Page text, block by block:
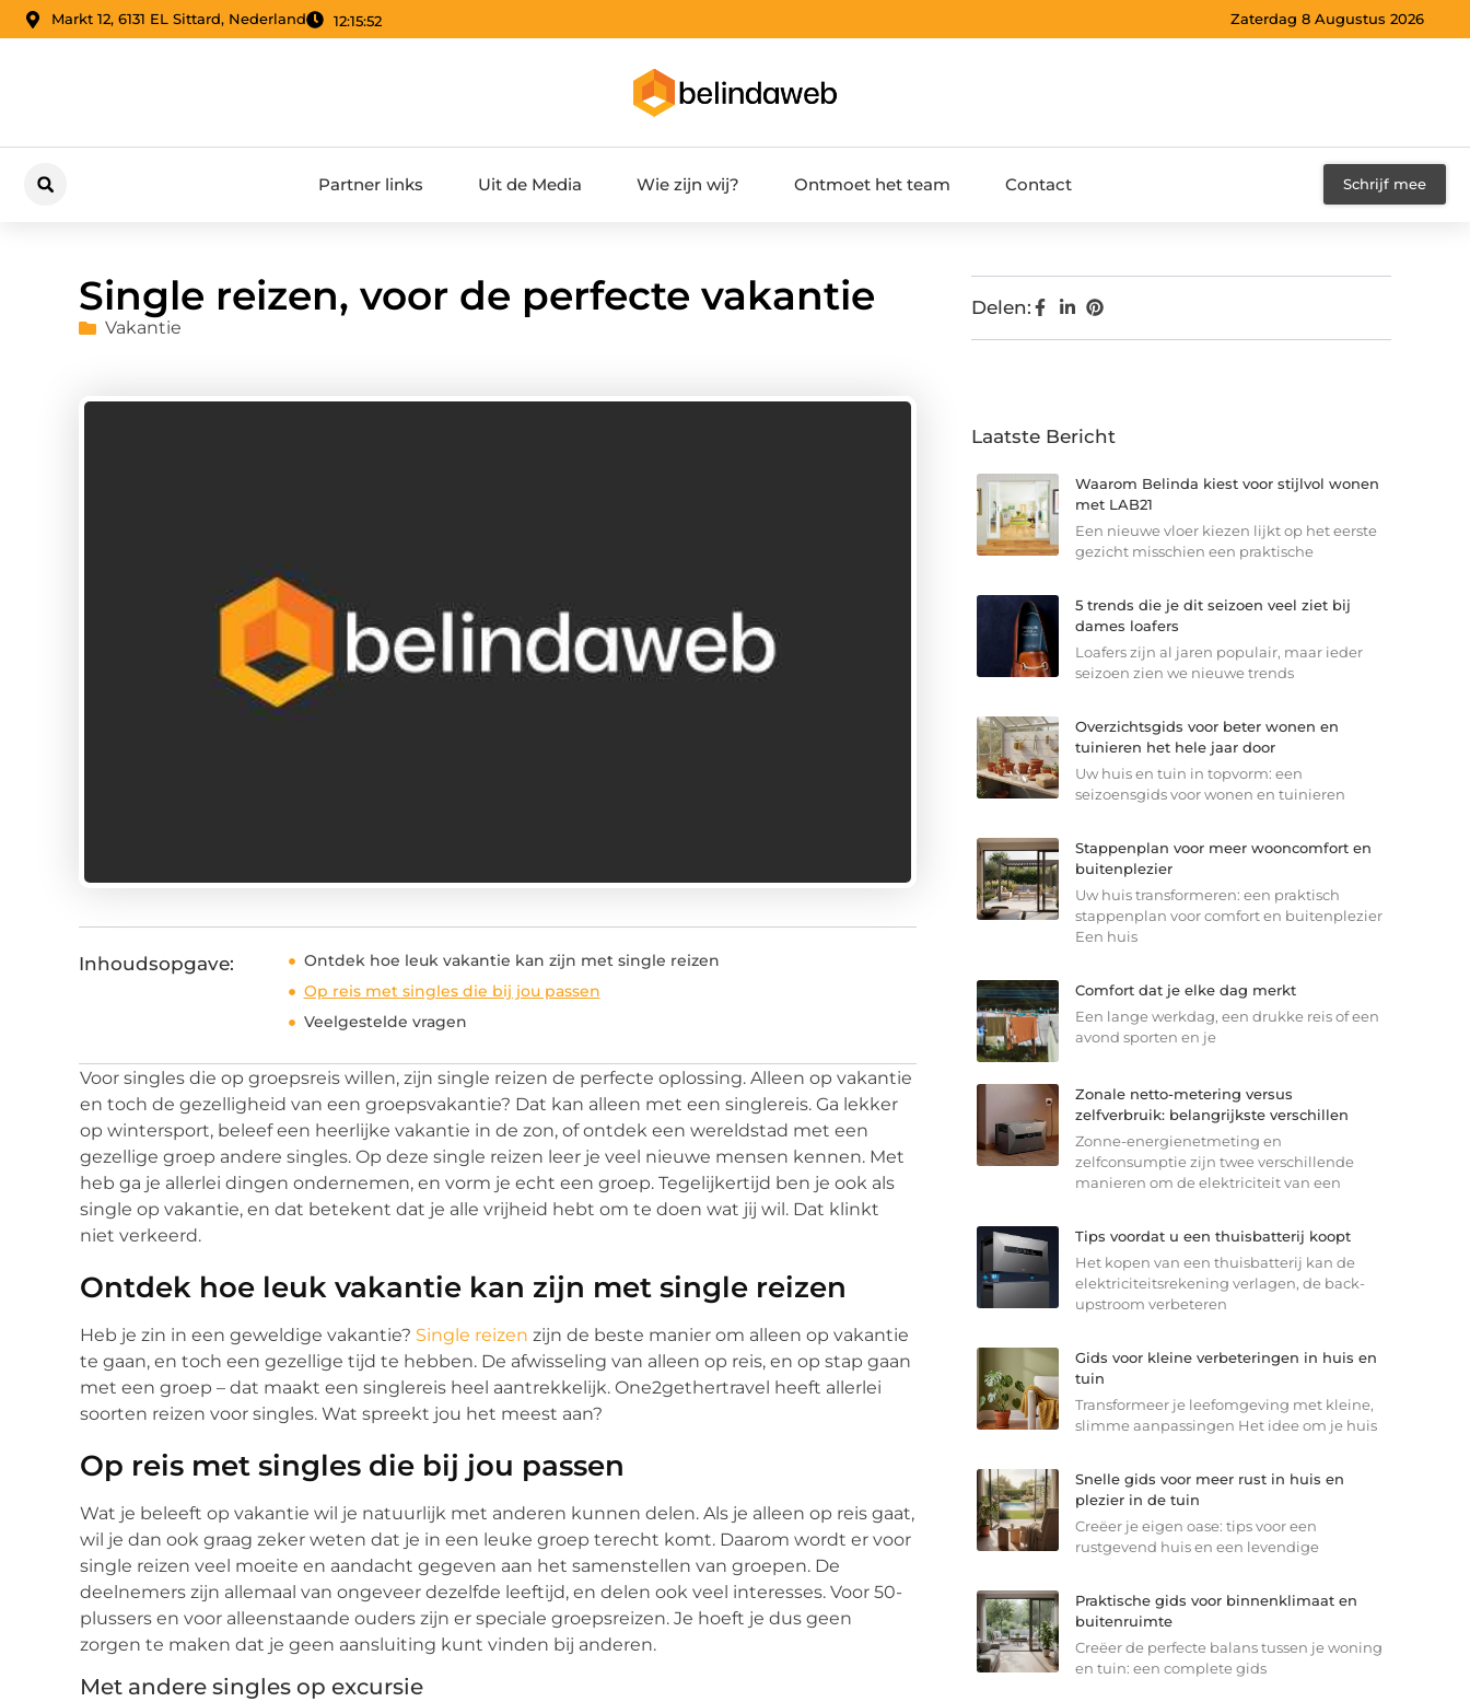
Markt 12, 6131 EL Sittard, Nederland 12:15:53 Zaterdag 8 Augustus 2026
Partner links Uit de Media Wie zijn wij? Ontmoet het team Contact Schrijf mee
Single reizen, voor de perfecte vakantie
Vakantie
Inhoudsopgave:
Ontdek hoe leuk vakantie kan zijn met single reizen
Op reis met singles die bij jou passen
Veelgestelde vragen
Voor singles die op groepsreis willen, zijn single reizen de perfecte oplossing. Alleen op vakantie
en toch de gezelligheid van een groepsvakantie? Dat kan alleen met een singlereis. Ga lekker
op wintersport, beleef een heerlijke vakantie in de zon, of ontdek een wereldstad met een
gezellige groep andere singles. Op deze single reizen leer je veel nieuwe mensen kennen. Met
heb ga je allerlei dingen ondernemen, en vorm je echt een groep. Tegelijkertijd ben je ook als
single op vakantie, en dat betekent dat je alle vrijheid hebt om te doen wat jij wil. Dat klinkt
niet verkeerd.
Ontdek hoe leuk vakantie kan zijn met single reizen
Heb je zin in een geweldige vakantie? Single reizen zijn de beste manier om alleen op vakantie
te gaan, en toch een gezellige tijd te hebben. De afwisseling van alleen op reis, en op stap gaan
met een groep – dat maakt een singlereis heel aantrekkelijk. One2gethertravel heeft allerlei
soorten reizen voor singles. Wat spreekt jou het meest aan?
Op reis met singles die bij jou passen
Wat je beleeft op vakantie wil je natuurlijk met anderen kunnen delen. Als je alleen op reis gaat,
wil je dan ook graag zeker weten dat je in een leuke groep terecht komt. Daarom wordt er voor
single reizen veel moeite en aandacht gegeven aan het samenstellen van groepen. De
deelnemers zijn allemaal van ongeveer dezelfde leeftijd, en delen ook veel interesses. Voor 50-
plussers en voor alleenstaande ouders zijn er speciale groepsreizen. Je hoeft je dus geen
zorgen te maken dat je geen aansluiting kunt vinden bij anderen.
Met andere singles op excursie
Delen:
Laatste Bericht
Waarom Belinda kiest voor stijlvol wonen
met LAB21
Een nieuwe vloer kiezen lijkt op het eerste
gezicht misschien een praktische
5 trends die je dit seizoen veel ziet bij
dames loafers
Loafers zijn al jaren populair, maar ieder
seizoen zien we nieuwe trends
Overzichtsgids voor beter wonen en
tuinieren het hele jaar door
Uw huis en tuin in topvorm: een
seizoensgids voor wonen en tuinieren
Stappenplan voor meer wooncomfort en
buitenplezier
Uw huis transformeren: een praktisch
stappenplan voor comfort en buitenplezier
Een huis
Comfort dat je elke dag merkt
Een lange werkdag, een drukke reis of een
avond sporten en je
Zonale netto-metering versus
zelfverbruik: belangrijkste verschillen
Zonne-energienetmeting en
zelfconsumptie zijn twee verschillende
manieren om de elektriciteit van een
Tips voordat u een thuisbatterij koopt
Het kopen van een thuisbatterij kan de
elektriciteitsrekening verlagen, de back-
upstroom verbeteren
Gids voor kleine verbeteringen in huis en
tuin
Transformeer je leefomgeving met kleine,
slimme aanpassingen Het idee om je huis
Snelle gids voor meer rust in huis en
plezier in de tuin
Creëer je eigen oase: tips voor een
rustgevend huis en een levendige
Praktische gids voor binnenklimaat en
buitenruimte
Creëer de perfecte balans tussen je woning
en tuin: een complete gids